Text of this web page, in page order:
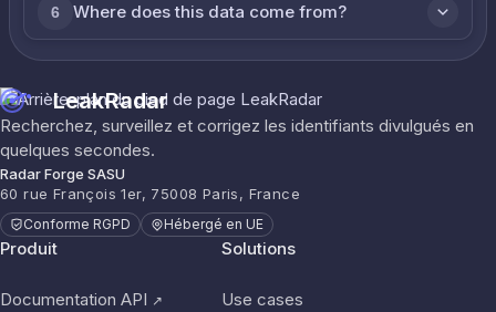
6 Where does this data come from?
LeakRadar
Recherchez, surveillez et corrigez les identifiants divulgués en
quelques secondes.
Radar Forge SASU
60 rue François 1er, 75008 Paris, France
Conforme RGPD Hébergé en UE
Produit
Documentation API ↗
Solutions
Use cases